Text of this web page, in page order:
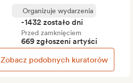
Organizuje wydarzenia
-1432 zostało dni
Przed zamknięciem
669 zgłoszeni artyści
Zobacz podobnych kuratorów